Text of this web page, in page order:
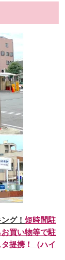
グ！短時間駐
買い物等で駐
提携！（ハイ